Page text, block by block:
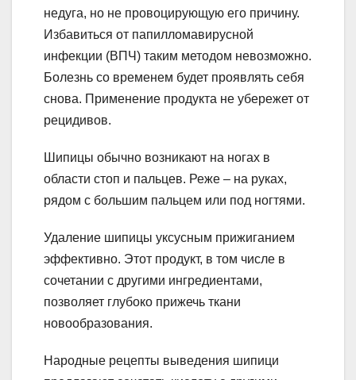
недуга, но не провоцирующую его причину.
Избавиться от папилломавирусной
инфекции (ВПЧ) таким методом невозможно.
Болезнь со временем будет проявлять себя
снова. Применение продукта не убережет от
рецидивов.
Шипицы обычно возникают на ногах в
области стоп и пальцев. Реже – на руках,
рядом с большим пальцем или под ногтями.
Удаление шипицы уксусным прижиганием
эффективно. Этот продукт, в том числе в
сочетании с другими ингредиентами,
позволяет глубоко прижечь ткани
новообразования.
Народные рецепты выведения шипици